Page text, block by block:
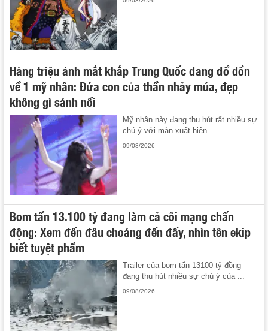
Hàng triệu ánh mắt khắp Trung Quốc đang đổ dồn
về 1 mỹ nhân: Đứa con của thần nhảy múa, đẹp
không gì sánh nổi
Mỹ nhân này đang thu hút rất nhiều sự
chú ý với màn xuất hiện ...
09/08/2026
Bom tấn 13.100 tỷ đang làm cả cõi mạng chấn
động: Xem đến đâu choáng đến đấy, nhìn tên ekip
biết tuyệt phẩm
Trailer của bom tấn 13100 tỷ đồng
đang thu hút nhiều sự chú ý của ...
09/08/2026